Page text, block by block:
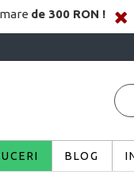
de 300 RON !
BLOG